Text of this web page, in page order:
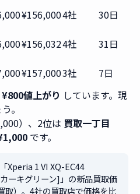
¥156,0004社
30日
¥156,0324社
31日
¥157,0003社
7日
¥800値上がり しています。現
。
）、2位は 買取一丁目
です。
Xperia 1 VI XQ-EC44
ーキグリーン]」の新品買取価
取）。4社の買取店で価格を比